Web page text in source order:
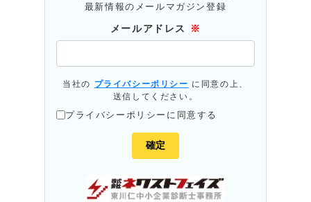
最新情報のメールマガジン登録
メールアドレス ※
当社の プライバシーポリシー に同意の上、
送信してください。
プライバシーポリシーに同意する